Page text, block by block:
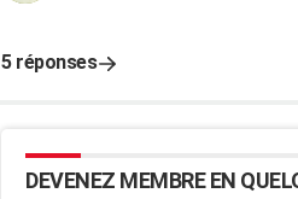
5 réponses
DEVENEZ MEMBRE EN